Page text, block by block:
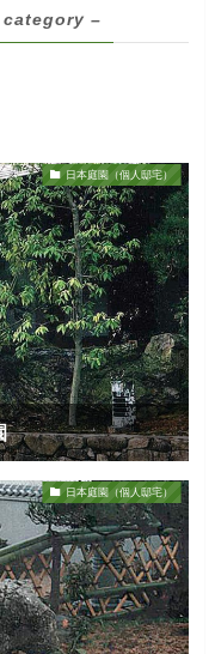
category –
日本庭園（個人邸宅）
日本庭園（個人邸宅）